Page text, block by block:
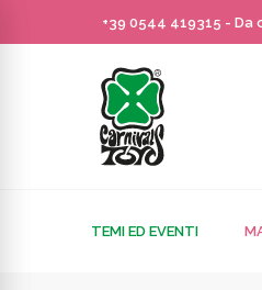
+39 0544 419315 - Da
TEMI ED EVENTI